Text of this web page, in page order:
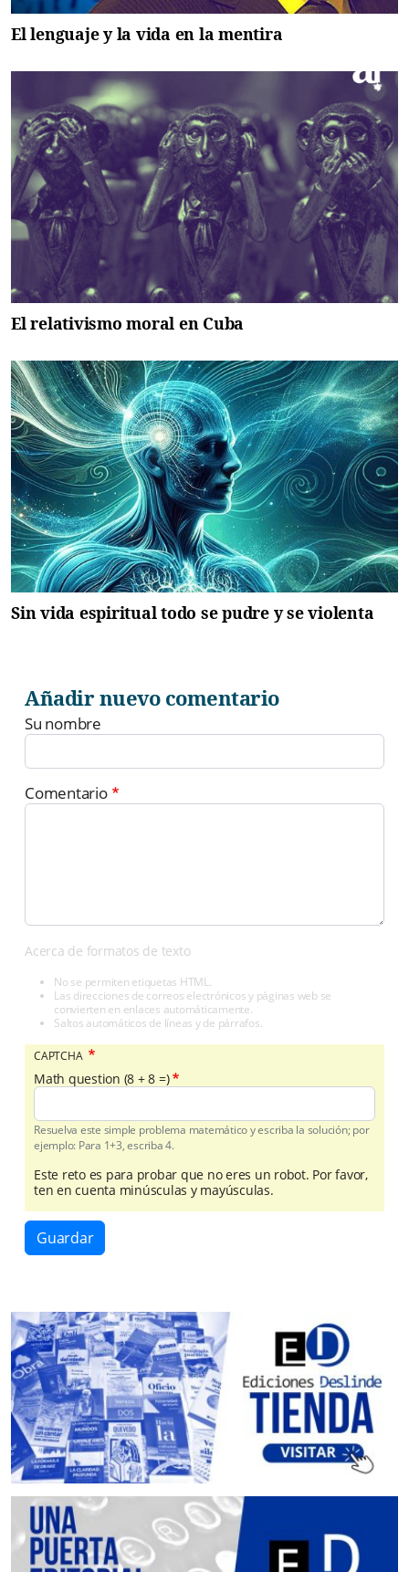
El lenguaje y la vida en la mentira
El relativismo moral en Cuba
Sin vida espiritual todo se pudre y se violenta
Añadir nuevo comentario
Su nombre
Comentario
Acerca de formatos de texto
No se permiten etiquetas HTML.
Las direcciones de correos electrónicos y páginas web se
convierten en enlaces automáticamente.
Saltos automáticos de líneas y de párrafos.
CAPTCHA
Math question (8 + 8 =)
Resuelva este simple problema matemático y escriba la solución; por
ejemplo: Para 1+3, escriba 4.
Este reto es para probar que no eres un robot. Por favor,
ten en cuenta minúsculas y mayúsculas.
Guardar